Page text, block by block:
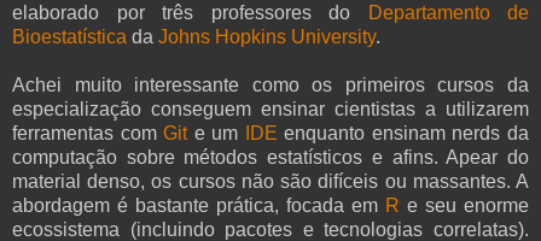
elaborado por três professores do
Departamento de
Bioestatística da Johns Hopkins University.
Achei muito interessante como os primeiros cursos da
especialização conseguem ensinar cientistas a utilizarem
ferramentas comGite um IDE enquanto ensinam nerds da
computação sobre métodos estatísticos e afins. Apear do
material denso, os cursos não são difíceis ou massantes. A
abordagem é bastante prática, focada em R e seu enorme
ecossistema (incluindo pacotes e tecnologias correlatas).